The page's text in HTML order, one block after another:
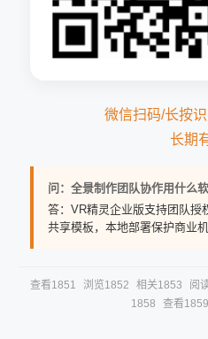
微信扫码/长按
长期
问：全景制作团队协作用什么软
答：VR精灵企业版支持团队授
共享模板，本地部署保护商业
查看1851 浏览1852 相关1853 阅
1858
查看1859